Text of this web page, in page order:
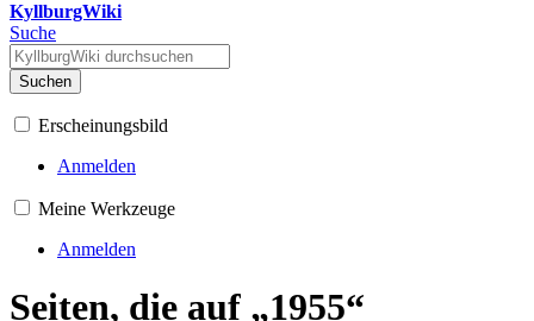
KyllburgWiki
Suche
Suchen
Erscheinungsbild
Anmelden
Meine Werkzeuge
Anmelden
Seiten, die auf „1955“